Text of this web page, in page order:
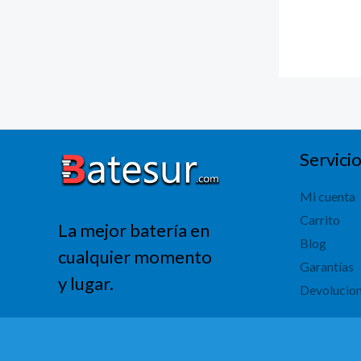
La mejor batería en
cualquier momento
y lugar.
Mi cuenta
Carrito
Blog
Garantías